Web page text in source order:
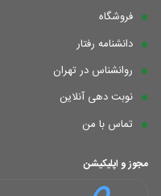
فروشگاه
دانشنامه رفتار
روانشناس در تهران
نوبت دهی آنلاین
تماس با من
مجوز و اپلیکیشن